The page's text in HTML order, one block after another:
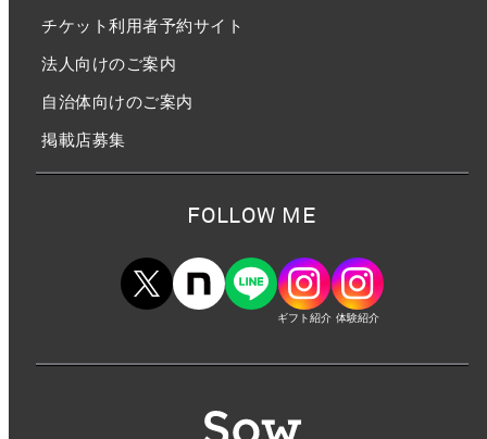
チケット利用者予約サイト
法人向けのご案内
自治体向けのご案内
掲載店募集
FOLLOW ME
ギフト紹介 体験紹介